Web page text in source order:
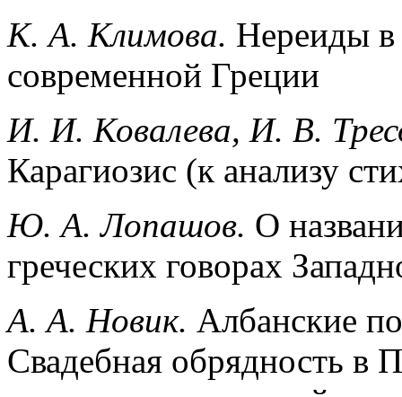
К. А. Климова. Нереиды в
современной Греции
И. И. Ковалева, И. В.
Карагиозис (к анализу
Ю. А. Лопашов. О
греческих говорах
А. А. Новик. Албанские
Свадебная обрядность в